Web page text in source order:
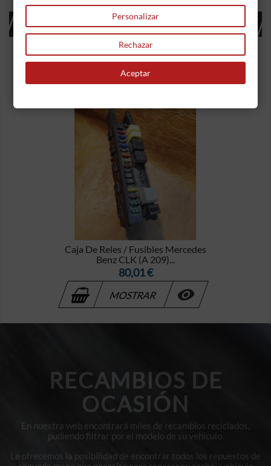
16 OTROS PRODUCTOS EN LA MISMA
CATEGORÍA:
Caja De Reles / Fusibles Mercedes
Benz CLK (A 209)...
Precio
80,01 €
MOSTRAR 
RECAMBIOS DE
OCASIÓN
En nuestra web encontrará miles de recambios reciclados,
pudiendo filtrar por el modelo de su vehículo.
Le ofrecemos la posibilidad de encontrar todos los repuestos de
Personalizar
Rechazar
Aceptar